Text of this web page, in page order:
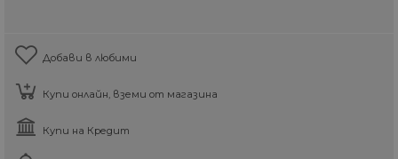
Добави в любими
Купи онлайн, вземи от магазина
Купи на Кредит